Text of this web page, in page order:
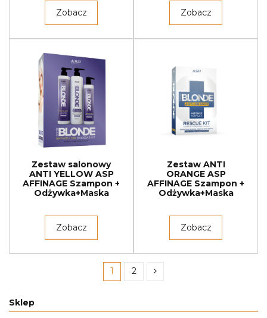
Zobacz Zobacz
Zestaw salonowy
ANTI YELLOW ASP
AFFINAGE Szampon +
Odżywka+Maska
Zobacz
Zestaw ANTI
ORANGE ASP
AFFINAGE Szampon +
Odżywka+Maska
Zobacz
1 2
Sklep